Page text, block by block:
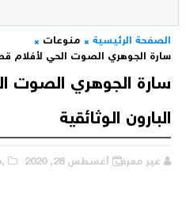
الصفحة الرئيسية
منوعات
سارة الجوهري الصوت الحي لأفلام
سارة الجوهري الصوت
البارون الوثائقية
غير معرف أغسطس 28, 2020